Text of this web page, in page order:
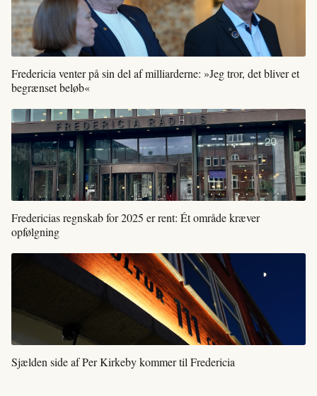
Fredericia venter på sin del af milliarderne: »Jeg tror, det bliver et
begrænset beløb«
Fredericias regnskab for 2025 er rent: Ét område kræver
opfølgning
Sjælden side af Per Kirkeby kommer til Fredericia